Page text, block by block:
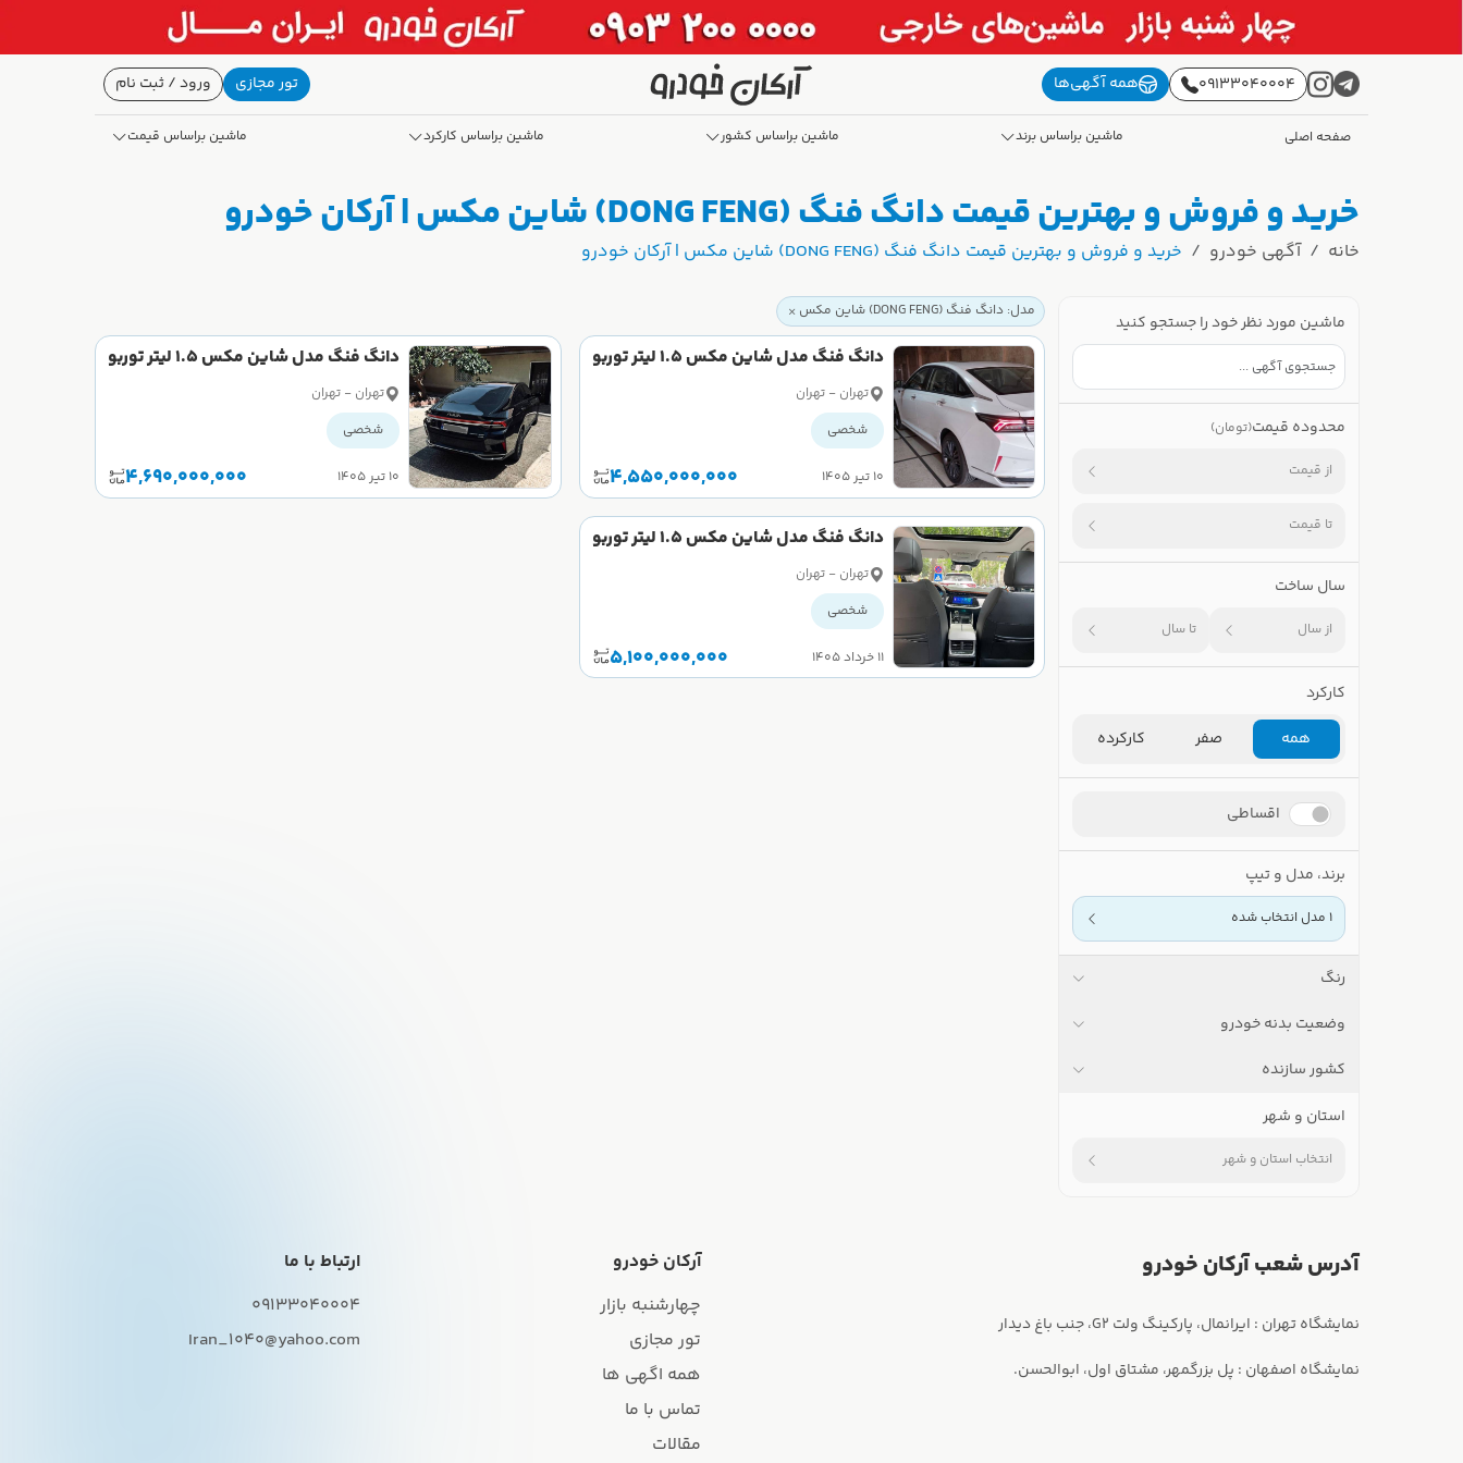
09133040004 همه آگهی‌ها تور مجازی ورود / ثبت نام
صفحه اصلی ماشین براساس برند ماشین براساس کشور ماشین براساس کارکرد ماشین براساس قیمت
خرید و فروش و بهترین قیمت دانگ فنگ (DONG FENG) شاین مکس | آرکان خودرو
خانه آگهی خودرو خرید و فروش و بهترین قیمت دانگ فنگ (DONG FENG) شاین مکس | آرکان خودرو
ماشین مورد نظر خود را جستجو کنید
محدوده قیمت(تومان)
از قیمت
تا قیمت
سال ساخت
از سال تا سال
کارکرد
همه
صفر کارکرده
اقساطی
برند، مدل و تیپ
1 مدل انتخاب شده
رنگ
وضعیت بدنه خودرو
کشور سازنده
استان و شهر
انتخاب استان و شهر
مدل: دانگ فنگ (DONG FENG) شاین مکس
دانگ فنگ مدل شاین مکس 1.5 لیتر توربو
سال 2023 کارکردهتهران - تهران
شخصی
۱۰ تیر ۱۴۰۵ 4,550,000,000
دانگ فنگ مدل شاین مکس 1.5 لیتر توربو
سال 2023 صفرتهران - تهران
شخصی
۱۰ تیر ۱۴۰۵ 4,690,000,000
دانگ فنگ مدل شاین مکس 1.5 لیتر توربو
سال 2023 کارکردهتهران - تهران
شخصی
۱۱ خرداد ۱۴۰۵ 5,100,000,000
آدرس شعب آرکان خودرو
نمایشگاه اصفهان : پل بزرگمهر، مشتاق اول، ابوالحسن.
آرکان خودرو
چهارشنبه بازار
تور مجازی
همه اگهی ها
تماس با ما
مقالات
ارتباط با ما
09133040004
Iran_1040@yahoo.com